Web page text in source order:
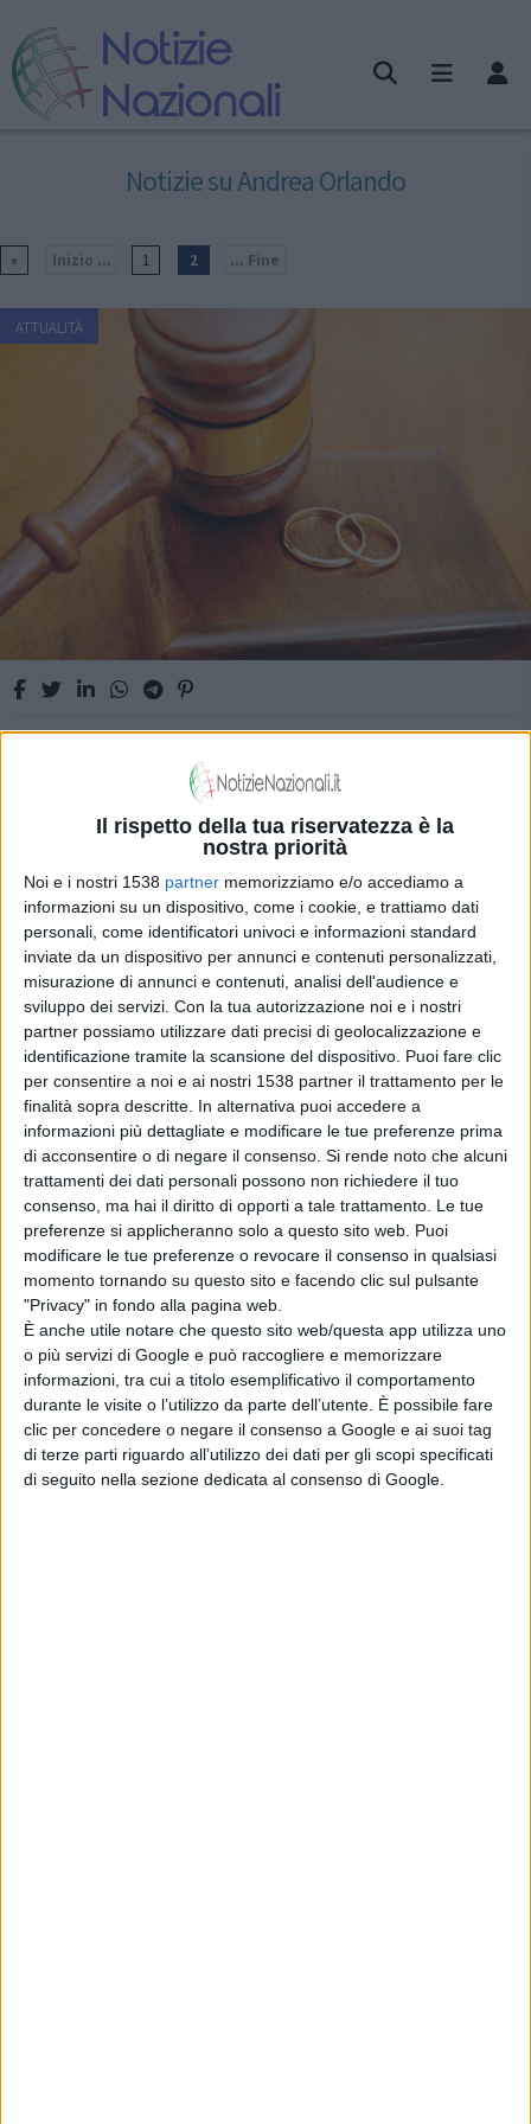
Il rispetto della tua riservatezza è la
nostra priorità
Noi e i nostri 1538 partner memorizziamo e/o accediamo a
informazioni su un dispositivo, come i cookie, e trattiamo dati
personali, come identificatori univoci e informazioni standard
inviate da un dispositivo per annunci e contenuti personalizzati,
misurazione di annunci e contenuti, analisi dell'audience e
sviluppo dei servizi. Con la tua autorizzazione noi e i nostri
partner possiamo utilizzare dati precisi di geolocalizzazione e
identificazione tramite la scansione del dispositivo. Puoi fare clic
per consentire a noi e ai nostri 1538 partner il trattamento per le
finalità sopra descritte. In alternativa puoi accedere a
informazioni più dettagliate e modificare le tue preferenze prima
di acconsentire o di negare il consenso. Si rende noto che alcuni
trattamenti dei dati personali possono non richiedere il tuo
consenso, ma hai il diritto di opporti a tale trattamento. Le tue
preferenze si applicheranno solo a questo sito web. Puoi
modificare le tue preferenze o revocare il consenso in qualsiasi
momento tornando su questo sito e facendo clic sul pulsante
"Privacy" in fondo alla pagina web.
È anche utile notare che questo sito web/questa app utilizza uno
o più servizi di Google e può raccogliere e memorizzare
informazioni, tra cui a titolo esemplificativo il comportamento
durante le visite o l’utilizzo da parte dell’utente. È possibile fare
clic per concedere o negare il consenso a Google e ai suoi tag
di terze parti riguardo all’utilizzo dei dati per gli scopi specificati
di seguito nella sezione dedicata al consenso di Google.
Notizie su Andrea Orlando
« Inizio ... 1 2 ... Fine
ATTUALITÀ
Arriva il divorzio breve: per accordi
consensuali basta l'avvocato
ATTUALITÀ
Dell'Utri è stato arrestato in Libano
AMBIENTE ED AGRICOLTURA